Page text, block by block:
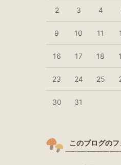
2 3 4
9 10 11
16 17 18
23 24 25
30 31
このブログの